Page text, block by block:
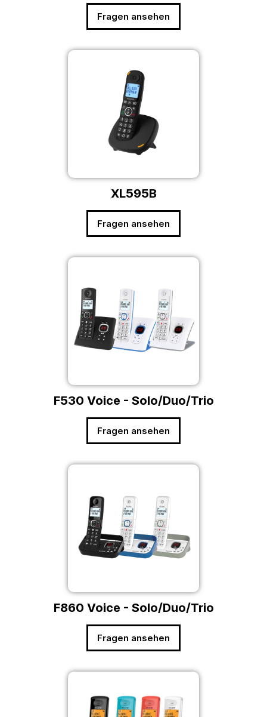
Fragen ansehen
XL595B
Fragen ansehen
F530 Voice - Solo/Duo/Trio
Fragen ansehen
F860 Voice - Solo/Duo/Trio
Fragen ansehen